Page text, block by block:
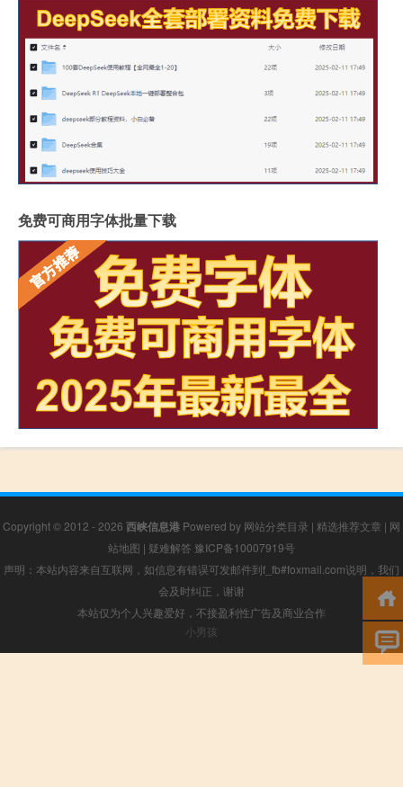
免费可商用字体批量下载
Copyright © 2012 - 2026 西峡信息港 Powered by 网站分类目录 | 精选推荐文章 | 网
站地图 | 疑难解答 豫ICP备10007919号
声明：本站内容来自互联网，如信息有错误可发邮件到f_fb#foxmail.com说明，我们
会及时纠正，谢谢
本站仅为个人兴趣爱好，不接盈利性广告及商业合作
小男孩